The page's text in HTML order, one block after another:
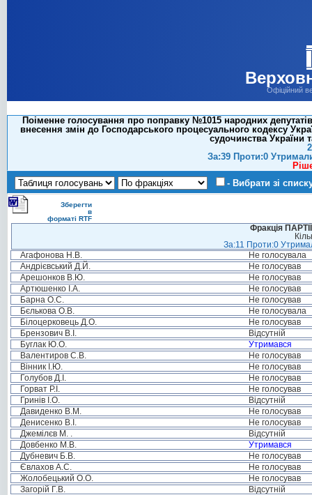
Офіційний
Поіменне голосування про поправку №1015 народних
внесення змін до Господарського процесуального кодексу
судочинства України
За:39 Проти:0
- Вибрати зі
Зберегти
в
форматі RTF
Фракція
За:11 Проти:0
Агафонова Н.В.
Не голосувала
Андрієвський Д.Й.
Не голосував
Арешонков В.Ю.
Не голосував
Артюшенко І.А.
Не голосував
Барна О.С.
Не голосував
Бєлькова О.В.
Не голосувала
Білоцерковець Д.О.
Не голосував
Брензович В.І.
Відсутній
Буглак Ю.О.
Утримався
Валентиров С.В.
Не голосував
Вінник І.Ю.
Не голосував
Голубов Д.І.
Не голосував
Горват Р.І.
Не голосував
Гринів І.О.
Відсутній
Давиденко В.М.
Не голосував
Денисенко В.І.
Не голосував
Джемілєв М. .
Відсутній
Довбенко М.В.
Утримався
Дубневич Б.В.
Не голосував
Євлахов А.С.
Не голосував
Жолобецький О.О.
Не голосував
Загорій Г.В.
Відсутній